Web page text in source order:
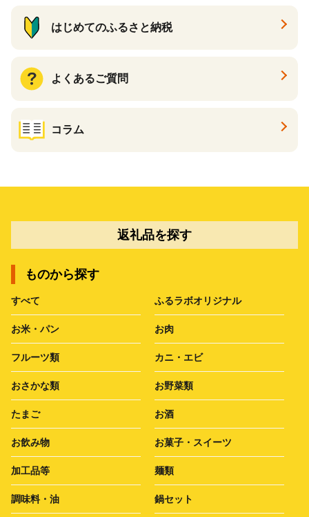
はじめてのふるさと納税
よくあるご質問
コラム
返礼品を探す
ものから探す
すべて ふるラボオリジナル
お米・パン お肉
フルーツ類 カニ・エビ
おさかな類 お野菜類
たまご お酒
お飲み物 お菓子・スイーツ
加工品等 麺類
調味料・油 鍋セット